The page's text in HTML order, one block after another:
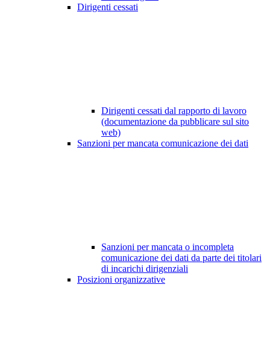
Dirigenti cessati
Dirigenti cessati dal rapporto di lavoro
(documentazione da pubblicare sul sito
web)
Sanzioni per mancata comunicazione dei dati
Sanzioni per mancata o incompleta
comunicazione dei dati da parte dei titolari
di incarichi dirigenziali
Posizioni organizzative